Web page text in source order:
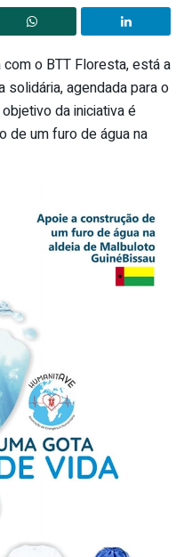
com o BTT Floresta, está a
solidária, agendada para o
da iniciativa é
de um furo de água na